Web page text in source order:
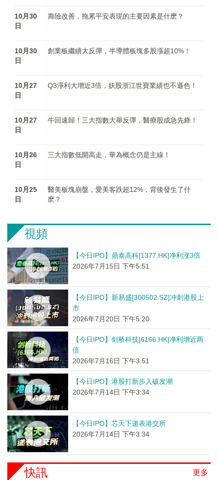
10月30
日
壽險改善，拖累平安表現的主要因素是什麽？
10月30
日
創業板繼續大反彈，半導體板塊多股漲超10%！
10月27
日
Q3淨利大增近3倍，妖股浙江世寶業績也不遜色！
10月27
日
牛回速歸！三大指數大舉反彈，醫療股成急先鋒！
10月26
日
三大指數低開高走，華為概念仍是主線！
10月25
日
醫美板塊崩盤，愛美客跌超12%，背後發生了什
麽？
視頻
【今日IPO】鼎泰高科[1377.HK]净利涨3倍
2026年7月15日 下午5:51
【今日IPO】新易盛[300502.SZ]冲刺港股上
市
2026年7月20日 下午5:20
【今日IPO】剑桥科技[6166.HK]净利增近两
倍
2026年7月16日 下午3:51
【今日IPO】港股打新步入破发潮
2026年7月14日 下午3:34
【今日IPO】芯天下递表港交所
2026年7月14日 下午3:34
更多
快訊